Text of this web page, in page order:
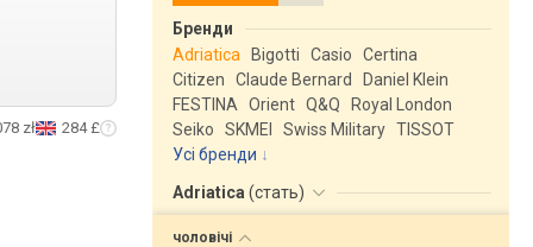
zł 284 £
Бренди
Adriatica
Bigotti Casio
Certina
Citizen
Claude Bernard
Daniel Klein
FESTINA
Orient Q&Q
Royal London
Seiko
SKMEI Swiss Military TISSOT
Усі бренди
Adriatica (стать)
чоловічі